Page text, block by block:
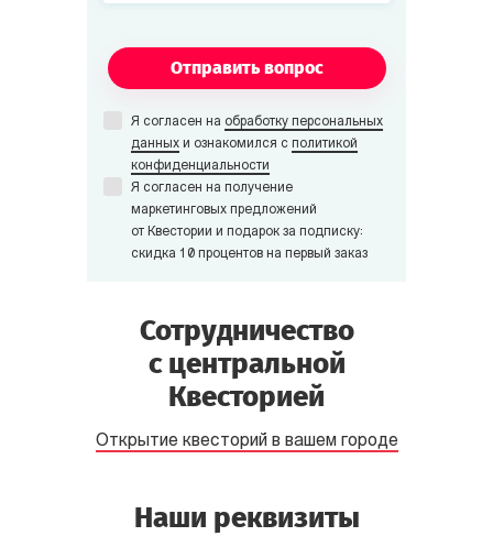
Отправить вопрос
Я согласен на обработку персональных
данных и ознакомился с политикой
конфиденциальности
Я согласен на получение
маркетинговых предложений
от Квестории и подарок за подписку:
скидка 10 процентов на первый заказ
Сотрудничество
с центральной
Квесторией
Открытие квесторий в вашем городе
Наши реквизиты